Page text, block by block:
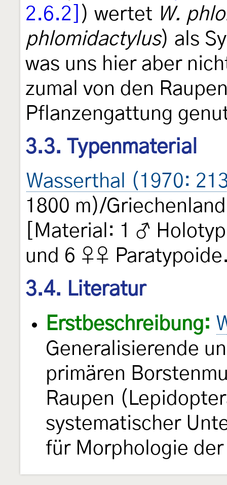
2.6.2]
) wertet W.
phlomidactylus) als
was uns hier aber
zumal von den
Pflanzengattung
3.3. Typenmaterial
Wasserthal (1970:
1800 m)/
[Material: 1 ♂
und 6 ♀♀
3.4. Literatur
Erstbeschreibung:
Generalisierende
primären
Raupen
systematischer
für Morphologie